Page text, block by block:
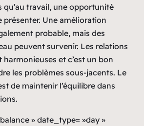
qu’au travail, une opportunité
présenter. Une amélioration
probable, mais des
peuvent survenir. Les relations
et c’est un bon
les problèmes sous-jacents. Le
de maintenir l’équilibre dans
» date_type= »day »